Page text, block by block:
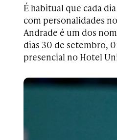
É habitual que cada
com personalidades
Andrade é um dos
dias 30 de setembro,
presencial no Hotel